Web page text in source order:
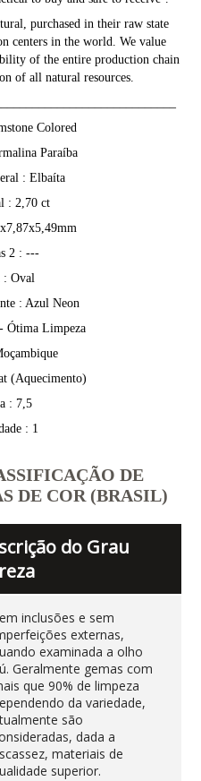
purchased in their raw state
centers in the world. We value
of the entire production chain
of all natural resources.
Colored
Paraíba
: Elbaíta
: 2,70 ct
2 : ---
: Oval
: Azul Neon
Ótima Limpeza
(Aquecimento)
: 7,5
: 1
DE
DE COR (BRASIL)
do Grau
inclusões e sem
externas,
examinada a olho
Geralmente gemas com
que 90% de limpeza
da variedade,
são
dada a
materiais de
superior.